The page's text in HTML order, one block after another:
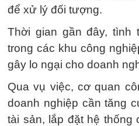
để xử lý đối tượng.
Thời gian gần đây, tình
trong các khu công
gây lo ngại cho doanh
Qua vụ việc, cơ quan
doanh nghiệp cần tăng
tài sản, lắp đặt hệ thống